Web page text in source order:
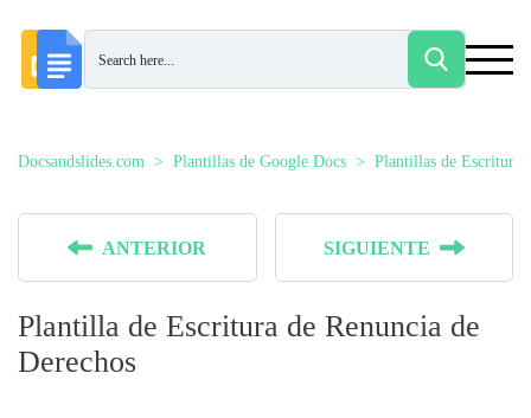
Docsandslides.com Plantillas de Google Docs Plantillas de Escrituras
ANTERIOR SIGUIENTE
Plantilla de Escritura de Renuncia de
Derechos